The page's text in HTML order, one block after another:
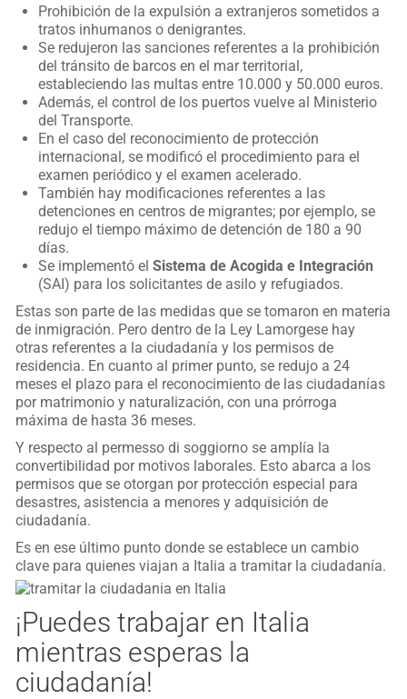
Prohibición de la expulsión a extranjeros sometidos a
tratos inhumanos o denigrantes.
Se redujeron las sanciones referentes a la prohibición
del tránsito de barcos en el mar territorial,
estableciendo las multas entre 10.000 y 50.000 euros.
Además, el control de los puertos vuelve al Ministerio
del Transporte.
En el caso del reconocimiento de protección
internacional, se modificó el procedimiento para el
examen periódico y el examen acelerado.
También hay modificaciones referentes a las
detenciones en centros de migrantes; por ejemplo, se
redujo el tiempo máximo de detención de 180 a 90
días.
Se implementó elSistema de Acogida e Integración
(SAI) para los solicitantes de asilo y refugiados.
Estas son parte de las medidas que se tomaron en materia
de inmigración. Pero dentro de la Ley Lamorgese hay
otras referentes a la ciudadanía y los permisos de
residencia. En cuanto al primer punto, se redujo a 24
meses el plazo para el reconocimiento de las ciudadanías
por matrimonio y naturalización, con una prórroga
máxima de hasta 36 meses.
Y respecto al permesso di soggiorno se amplía la
convertibilidad por motivos laborales. Esto abarca a los
permisos que se otorgan por protección especial para
desastres, asistencia a menores y adquisición de
ciudadanía.
Es en ese último punto donde se establece un cambio
clave para quienes viajan a Italia a tramitar la ciudadanía.
¡Puedes trabajar en Italia
mientras esperas la
ciudadanía!